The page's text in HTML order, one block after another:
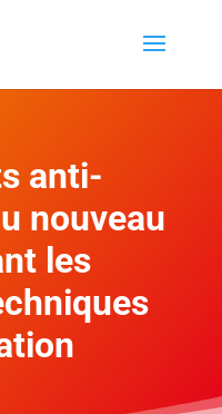
anti-
nouveau
les